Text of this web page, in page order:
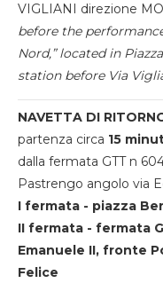
VIGLIANI direzione
before the
Nord,” located in
station before Via
NAVETTA DI
partenza circa 15
dalla fermata GTT n
Pastrengo angolo via
I fermata - piazza
II fermata - fermata
Emanuele II, fronte
Felice